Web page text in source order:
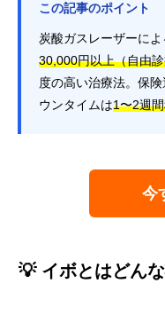
この記事のポイント
炭酸ガスレーザーによ
30,000円以上（自由
度の高い治療法。保険
ウンタイムは1〜2週
今
💡 イボとはどん